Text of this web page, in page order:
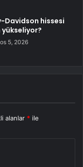
Davidson hissesi
yükseliyor?
5, 2026
alanlar * ile